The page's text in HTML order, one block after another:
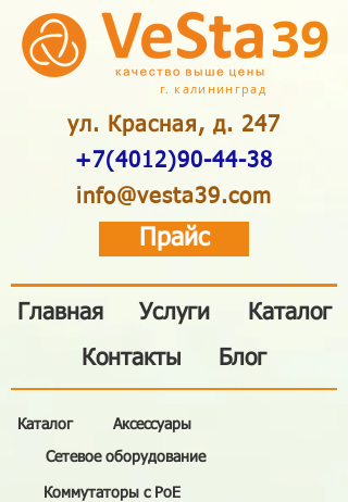
39
г. калининград
ул. Красная, д. 247
+7(4012)90-44-38
info@vesta39.com
Прайс
Главная
Услуги
Контакты
Каталог
Блог
Каталог Аксессуары
Сетевое оборудование
Коммутаторы с PoE